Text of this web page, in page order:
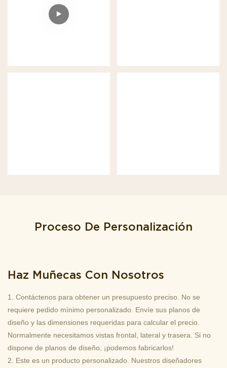
Proceso De Personalización
Haz Muñecas Con Nosotros
1. Contáctenos para obtener un presupuesto preciso. No se
requiere pedido mínimo personalizado. Envíe sus planos de
diseño y las dimensiones requeridas para calcular el precio.
Normalmente necesitamos vistas frontal, lateral y trasera. Si no
dispone de planos de diseño, ¡podemos fabricarlos!
2. Este es un producto personalizado. Nuestros diseñadores